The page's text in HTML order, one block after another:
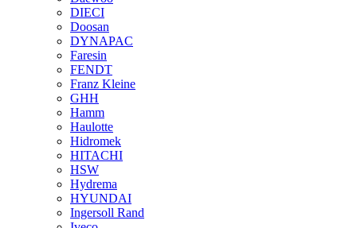
DIECI
Doosan
DYNAPAC
Faresin
FENDT
Franz Kleine
GHH
Hamm
Haulotte
Hidromek
HITACHI
HSW
Hydrema
HYUNDAI
Ingersoll Rand